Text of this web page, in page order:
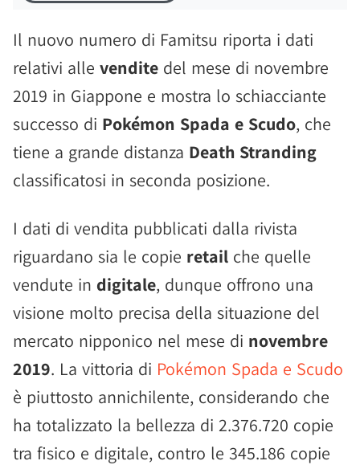
Il nuovo numero di Famitsu riporta i dati
relativi alle vendite del mese di novembre
2019 in Giappone e mostra lo schiacciante
successo di Pokémon Spada e Scudo, che
tiene a grande distanza Death Stranding
classificatosi in seconda posizione.
I dati di vendita pubblicati dalla rivista
riguardano sia le copie retail che quelle
vendute in digitale, dunque offrono una
visione molto precisa della situazione del
mercato nipponico nel mese di novembre
2019. La vittoria di Pokémon Spada e Scudo
è piuttosto annichilente, considerando che
ha totalizzato la bellezza di 2.376.720 copie
tra fisico e digitale, contro le 345.186 copie